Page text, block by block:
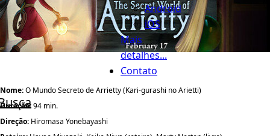
Android
iOS
Mais
detalhes...
Contato
Nome:O Mundo Secreto de Arrietty (Kari-gurashi no Arietti)
Duração:94 min.
Direção: Hiromasa Yonebayashi